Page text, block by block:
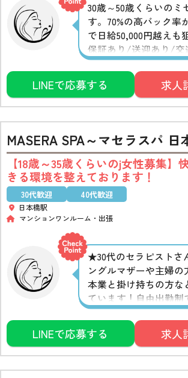
30歳～50歳くらいのミ
す。70%の高バック率
で日給50,000円越えも
保証あり/送迎あり/交
掃除無しなど…働きや
る待遇も充実♪一から
るので未経験の方も安
LINEで応募する 求人
MASERA SPA～マセラスパ 日
【18歳～35歳くらいのj女性募集】
きる環境を整えております！
30代歓迎 40代歓迎
日本橋駅
マンションワンルーム
出張
★30代のセラピストさ
ングルマザーや主婦の
本業と掛け持ちの方な
ています！自由出勤制
せてシフトを組んでい
酬面も業界トップクラ
勤務で約2万～5万円が
LINEで応募する 求人